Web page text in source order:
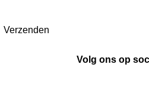
Verzenden
Volg ons op